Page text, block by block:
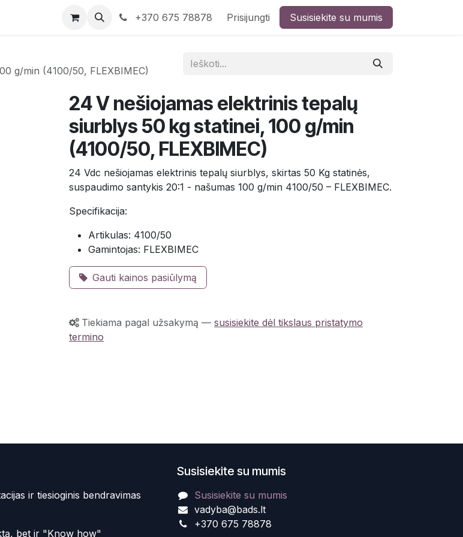
+370 675 78878 Prisijungti Susisiekite su mumis
g/min (4100/50, FLEXBIMEC)
24 V nešiojamas elektrinis tepalų
siurblys 50 kg statinei, 100 g/min
(4100/50, FLEXBIMEC)
24 Vdc nešiojamas elektrinis tepalų siurblys, skirtas 50 Kg statinės,
suspaudimo santykis 20:1 - našumas 100 g/min 4100/50 – FLEXBIMEC.
Specifikacija:
Artikulas: 4100/50
Gamintojas: FLEXBIMEC
Gauti kainos pasiūlymą
Tiekiama pagal užsakymą — susisiekite dėl tikslaus pristatymo
termino
Susisiekite su mumis
Susisiekite su mumis
vadyba@bads.lt
+370 675 78878
ir tiesioginis bendravimas
bet ir "Know how"